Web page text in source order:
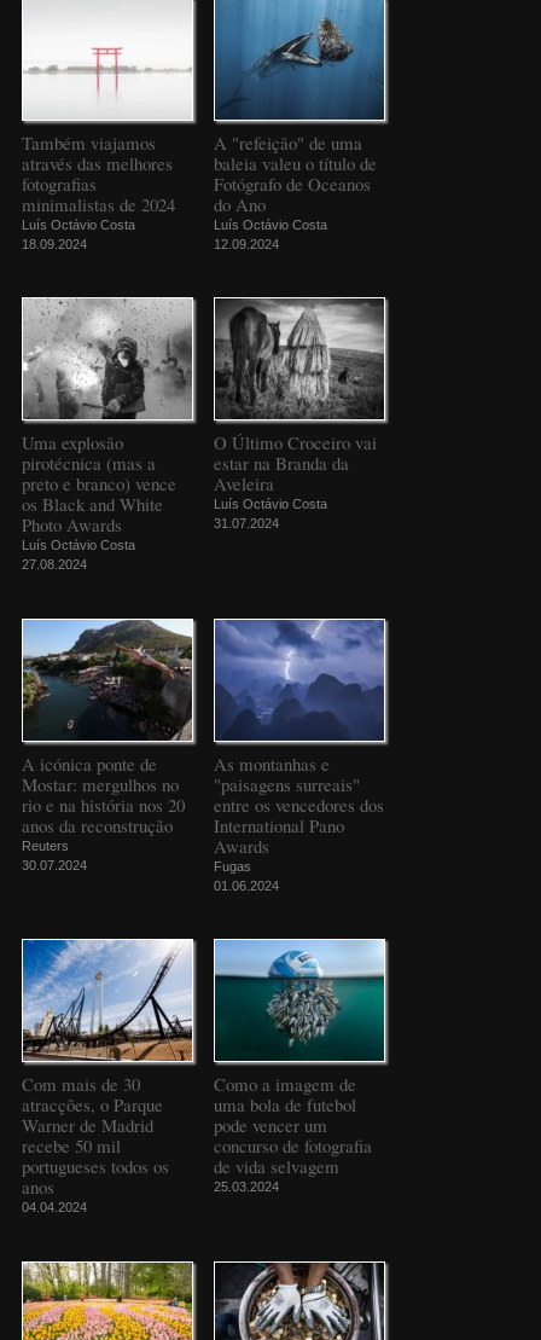
Também viajamos
através das melhores
fotografias
minimalistas de 2024
Luís Octávio Costa
18.09.2024
A "refeição" de uma
baleia valeu o título de
Fotógrafo de Oceanos
do Ano
Luís Octávio Costa
12.09.2024
Uma explosão
pirotécnica (mas a
preto e branco) vence
os Black and White
Photo Awards
Luís Octávio Costa
27.08.2024
O Último Croceiro vai
estar na Branda da
Aveleira
Luís Octávio Costa
31.07.2024
A icónica ponte de
Mostar: mergulhos no
rio e na história nos 20
anos da reconstrução
Reuters
30.07.2024
As montanhas e
"paisagens surreais"
entre os vencedores dos
International Pano
Awards
Fugas
01.06.2024
Com mais de 30
atracções, o Parque
Warner de Madrid
recebe 50 mil
portugueses todos os
anos
04.04.2024
Como a imagem de
uma bola de futebol
pode vencer um
concurso de fotografia
de vida selvagem
25.03.2024